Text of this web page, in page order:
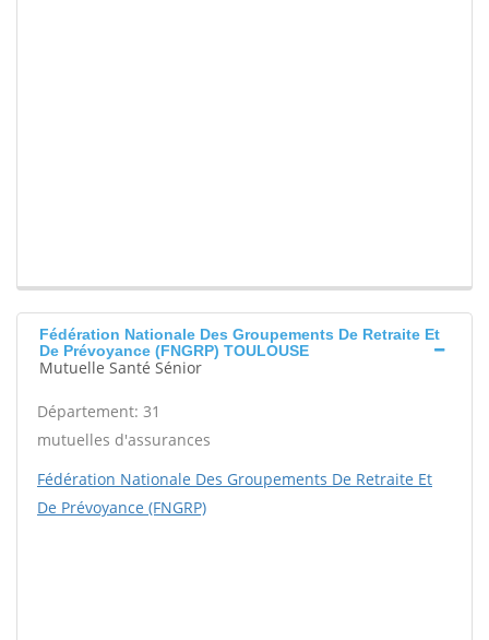
Fédération Nationale Des Groupements De Retraite Et
De Prévoyance (FNGRP) TOULOUSE
Mutuelle Santé Sénior
Département: 31
mutuelles d'assurances
Fédération Nationale Des Groupements De Retraite Et
De Prévoyance (FNGRP)